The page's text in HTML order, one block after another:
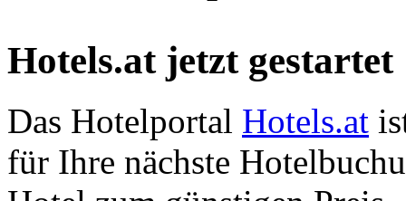
Hotels.at jetzt gestartet
Das Hotelportal Hotels.at
für Ihre nächste